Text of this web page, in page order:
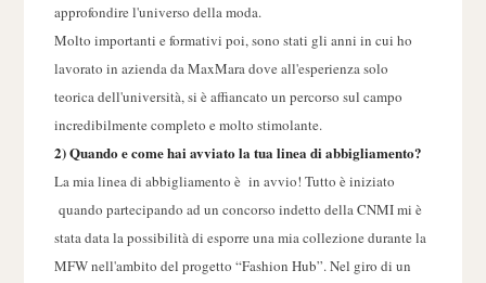
approfondire l'universo della moda.
Molto importanti e formativi poi, sono stati gli anni in cui ho
lavorato in azienda da MaxMara dove all'esperienza solo
teorica dell'università, si è affiancato un percorso sul campo
incredibilmente completo e molto stimolante.
2) Quando e come hai avviato la tua linea di abbigliamento?
La mia linea di abbigliamento è in avvio! Tutto è iniziato
quando partecipando ad un concorso indetto della CNMI mi è
stata data la possibilità di esporre una mia collezione durante la
MFW nell'ambito del progetto “Fashion Hub”. Nel giro di un